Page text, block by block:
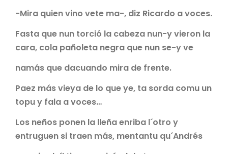
-Mira quien vino vete ma-, diz Ricardo a voces.
Fasta que nun torció la cabeza nun-y vieron la
cara, cola pañoleta negra que nun se-y ve
namás que dacuando mira de frente.
Paez más vieya de lo que ye, ta sorda comu un
topu y fala a voces…
Los neños ponen la lleña enriba l´otro y
entruguen si traen más, mentantu qu´Andrés